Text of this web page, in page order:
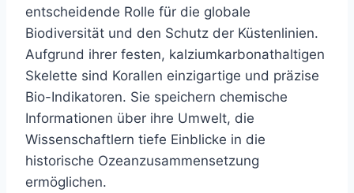
entscheidende Rolle für die globale
Biodiversität und den Schutz der Küstenlinien.
Aufgrund ihrer festen, kalziumkarbonathaltigen
Skelette sind Korallen einzigartige und präzise
Bio-Indikatoren. Sie speichern chemische
Informationen über ihre Umwelt, die
Wissenschaftlern tiefe Einblicke in die
historische Ozeanzusammensetzung
ermöglichen.